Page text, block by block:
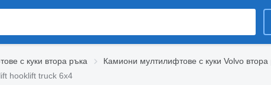
с куки втора ръка
Камиони мултилифтове с куки Volvo втора
hooklift truck 6x4